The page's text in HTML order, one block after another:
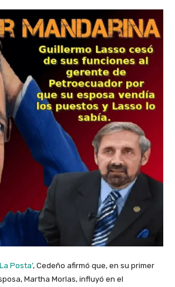
Posta’, Cedeño afirmó que, en su primer
Martha Morlas, influyó en el